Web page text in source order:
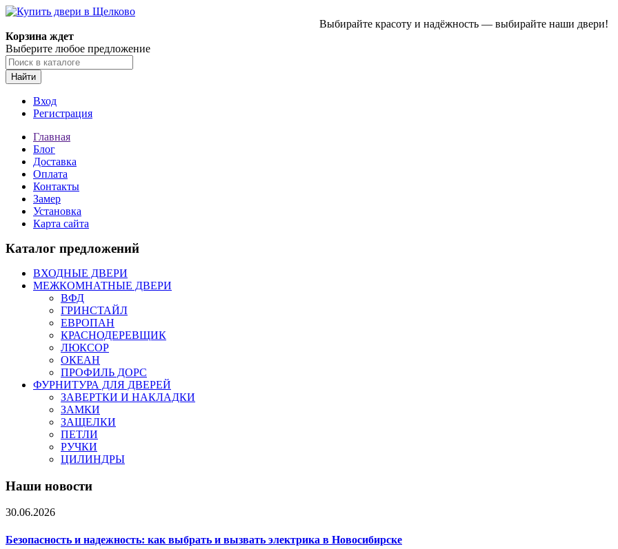
Выбирайте красоту и надёжность — выбирайте наши двери!
Корзина ждет
Выберите любое предложение
Найти
Вход
Регистрация
Главная
Блог
Доставка
Оплата
Контакты
Замер
Установка
Карта сайта
Каталог предложений
ВХОДНЫЕ ДВЕРИ
МЕЖКОМНАТНЫЕ ДВЕРИ
ВФД
ГРИНСТАЙЛ
ЕВРОПАН
КРАСНОДЕРЕВЩИК
ЛЮКСОР
ОКЕАН
ПРОФИЛЬ ДОРС
ФУРНИТУРА ДЛЯ ДВЕРЕЙ
ЗАВЕРТКИ И НАКЛАДКИ
ЗАМКИ
ЗАЩЕЛКИ
ПЕТЛИ
РУЧКИ
ЦИЛИНДРЫ
Наши новости
30.06.2026
Безопасность и надежность: как выбрать и вызвать электрика в Новосибирске